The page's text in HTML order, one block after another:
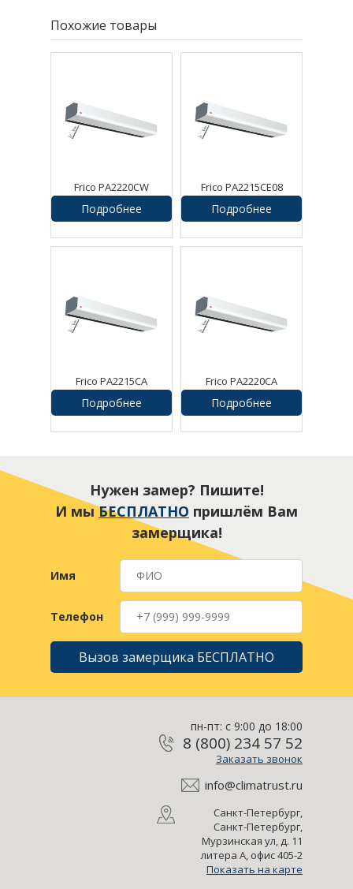
Похожие товары
Frico PA2220CW
Воздушная завеса
Подробнее
Frico PA2215CE08
Воздушная завеса
Подробнее
Frico PA2215CA
Воздушная завеса
Подробнее
Frico PA2220CA
Воздушная завеса
Подробнее
Нужен замер? Пишите!
И мыБЕСПЛАТНО пришлём Вам
замерщика!
Имя
Телефон
Вызов замерщика БЕСПЛАТНО
пн-пт: с 9:00 до 18:00
8 (800) 234 57 52
Заказать звонок
info@climatrust.ru
Санкт-Петербург,
Санкт-Петербург,
Мурзинская ул, д. 11
литера А, офис 405-2
Показать на карте